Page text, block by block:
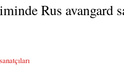
Rus avangard